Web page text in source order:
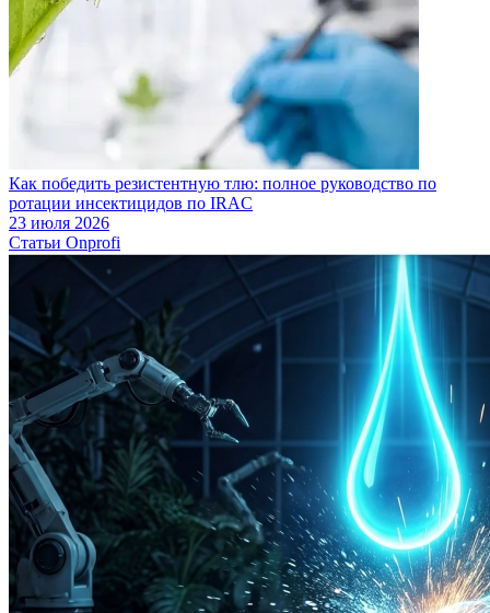
Как победить резистентную тлю: полное руководство по
ротации инсектицидов по IRAC
23 июля 2026
Статьи Onprofi